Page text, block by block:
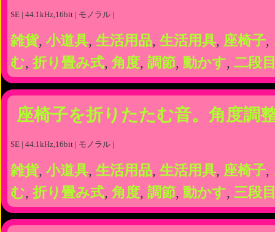
SE | 44.1kHz,16bit | モノラル |
雑貨, 小道具, 生活用品, 生活用具, 座椅子,
む, 折り畳み式, 角度, 調節, 動かす, 二段
座椅子を折りたたむ音。角度調
SE | 44.1kHz,16bit | モノラル |
雑貨, 小道具, 生活用品, 生活用具, 座椅子,
む, 折り畳み式, 角度, 調節, 動かす, 三段